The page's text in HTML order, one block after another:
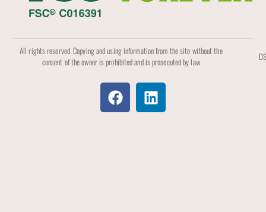
All rights reserved. Copying and using information from the site without the
consent of the owner is prohibited and is prosecuted by law